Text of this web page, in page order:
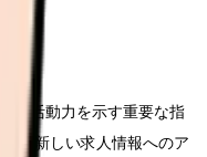
の活動力を示す重要な指
、新しい求人情報へのア